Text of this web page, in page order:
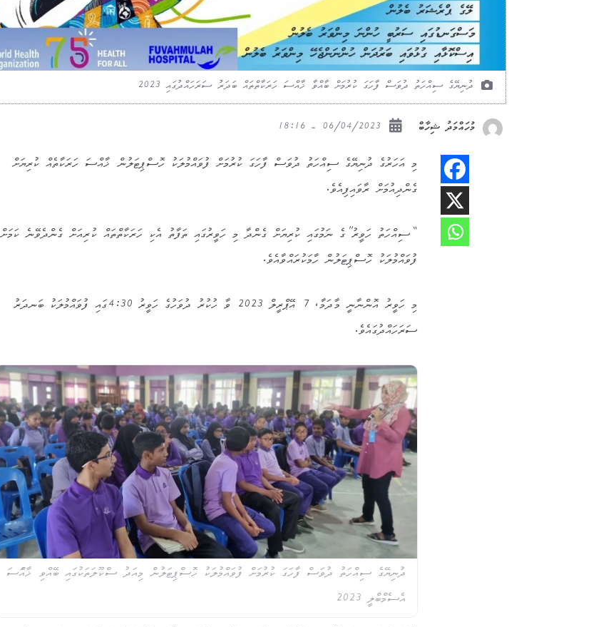
ދުނިޔޭގެ ސިއްހަތު ދުވަސް ފާހަގަ ކުރުމަށް ބާއްވާ ޚާއްސަ ހަރަކާތްތައް ބަދަރު ސަރަހައްދުގައި 2023
މުހައްމަދު ޝިހާބް
މި އަހަރުގެ ދުނިޔޭގެ ސިއްހަތު ދުވަސް ފާހަގަ ކުރުމަށް ފުވައްމުލަކު ހޮސްޕިޓަލުން ޚާއްސަ ހަރަކާތެއް ކުރިޔަށް
ގެންދިއުމަށް ރާވައިފިއެވެ.
“ސިއްހަތު ހަވީރު”ގެ ނަމުގައި ކުރިޔަށް ގެންދާ މި ހަވީރުގައި ތަފާތު އެކި ހަރަކާތްތައް ކުރިއަށް ގެންދެވޭނެ ކަމަށް
ފުވައްމުލަކު ހޮސްޕިޓަލުން ހާމަކުރައްވާއެވެ.
މި ހަވީރު އޮންނާނީ މާދަމާ، 7 އޭޕްރީލް 2023 ވާ ހުކުރު ދުވަހުގެ ހަވީރު 4:30ގައި ފުވައްމުލަކު ބަނދަރު
ސަރަހައްދުގައެވެ.
ދުނިޔޭގެ ސިއްހަތު ދުވަސް ފާހަގަ ކުރުމަށް ފުވައްމުލަކު ހޮސްޕިޓަލުން މިއަދު ސްކޫލަތަކުގައި ބޭއްވި ޚާއްަސަ
އެސެމްބްލީ 2023